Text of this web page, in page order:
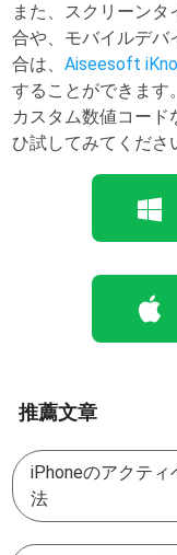
また、スクリーン
合や、モバイルデバ
合は、Aiseesoft
することができます
カスタム数値コー
ひ試してみてくださ
推薦文章
iPhoneのアクテ
法